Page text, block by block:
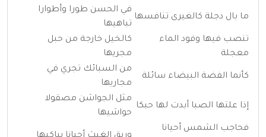
ما بال دجلة كالغيرى تنافسها
في الحسن طورا وأطوارا
تباهيها
تنصب فيها وفود الماء
معجلة
كالخيل خارجة من حبل
مجريها
كأنما الفضة البيضاء سائلة
من السبائك تجري في
مجاريها
إذا علتها الصبا أبدت لها حبكا
مثل الجواشن مصقولا
حواشيها
فحاجب الشمس أحيانا